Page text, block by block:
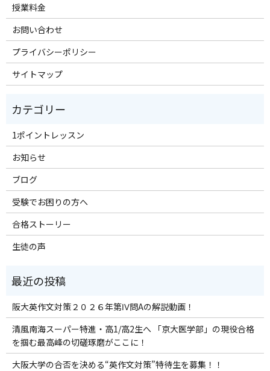
授業料金
お問い合わせ
プライバシーポリシー
サイトマップ
1ポイントレッスン
お知らせ
ブログ
受験でお困りの方へ
合格ストーリー
生徒の声
阪大英作文対策２０２６年第Ⅳ問Aの解説動画！
清風南海スーパー特進・高1/高2生へ 「京大医学部」の現役合格
を掴む最高峰の切磋琢磨がここに！
大阪大学の合否を決める“英作文対策”特待生を募集！！